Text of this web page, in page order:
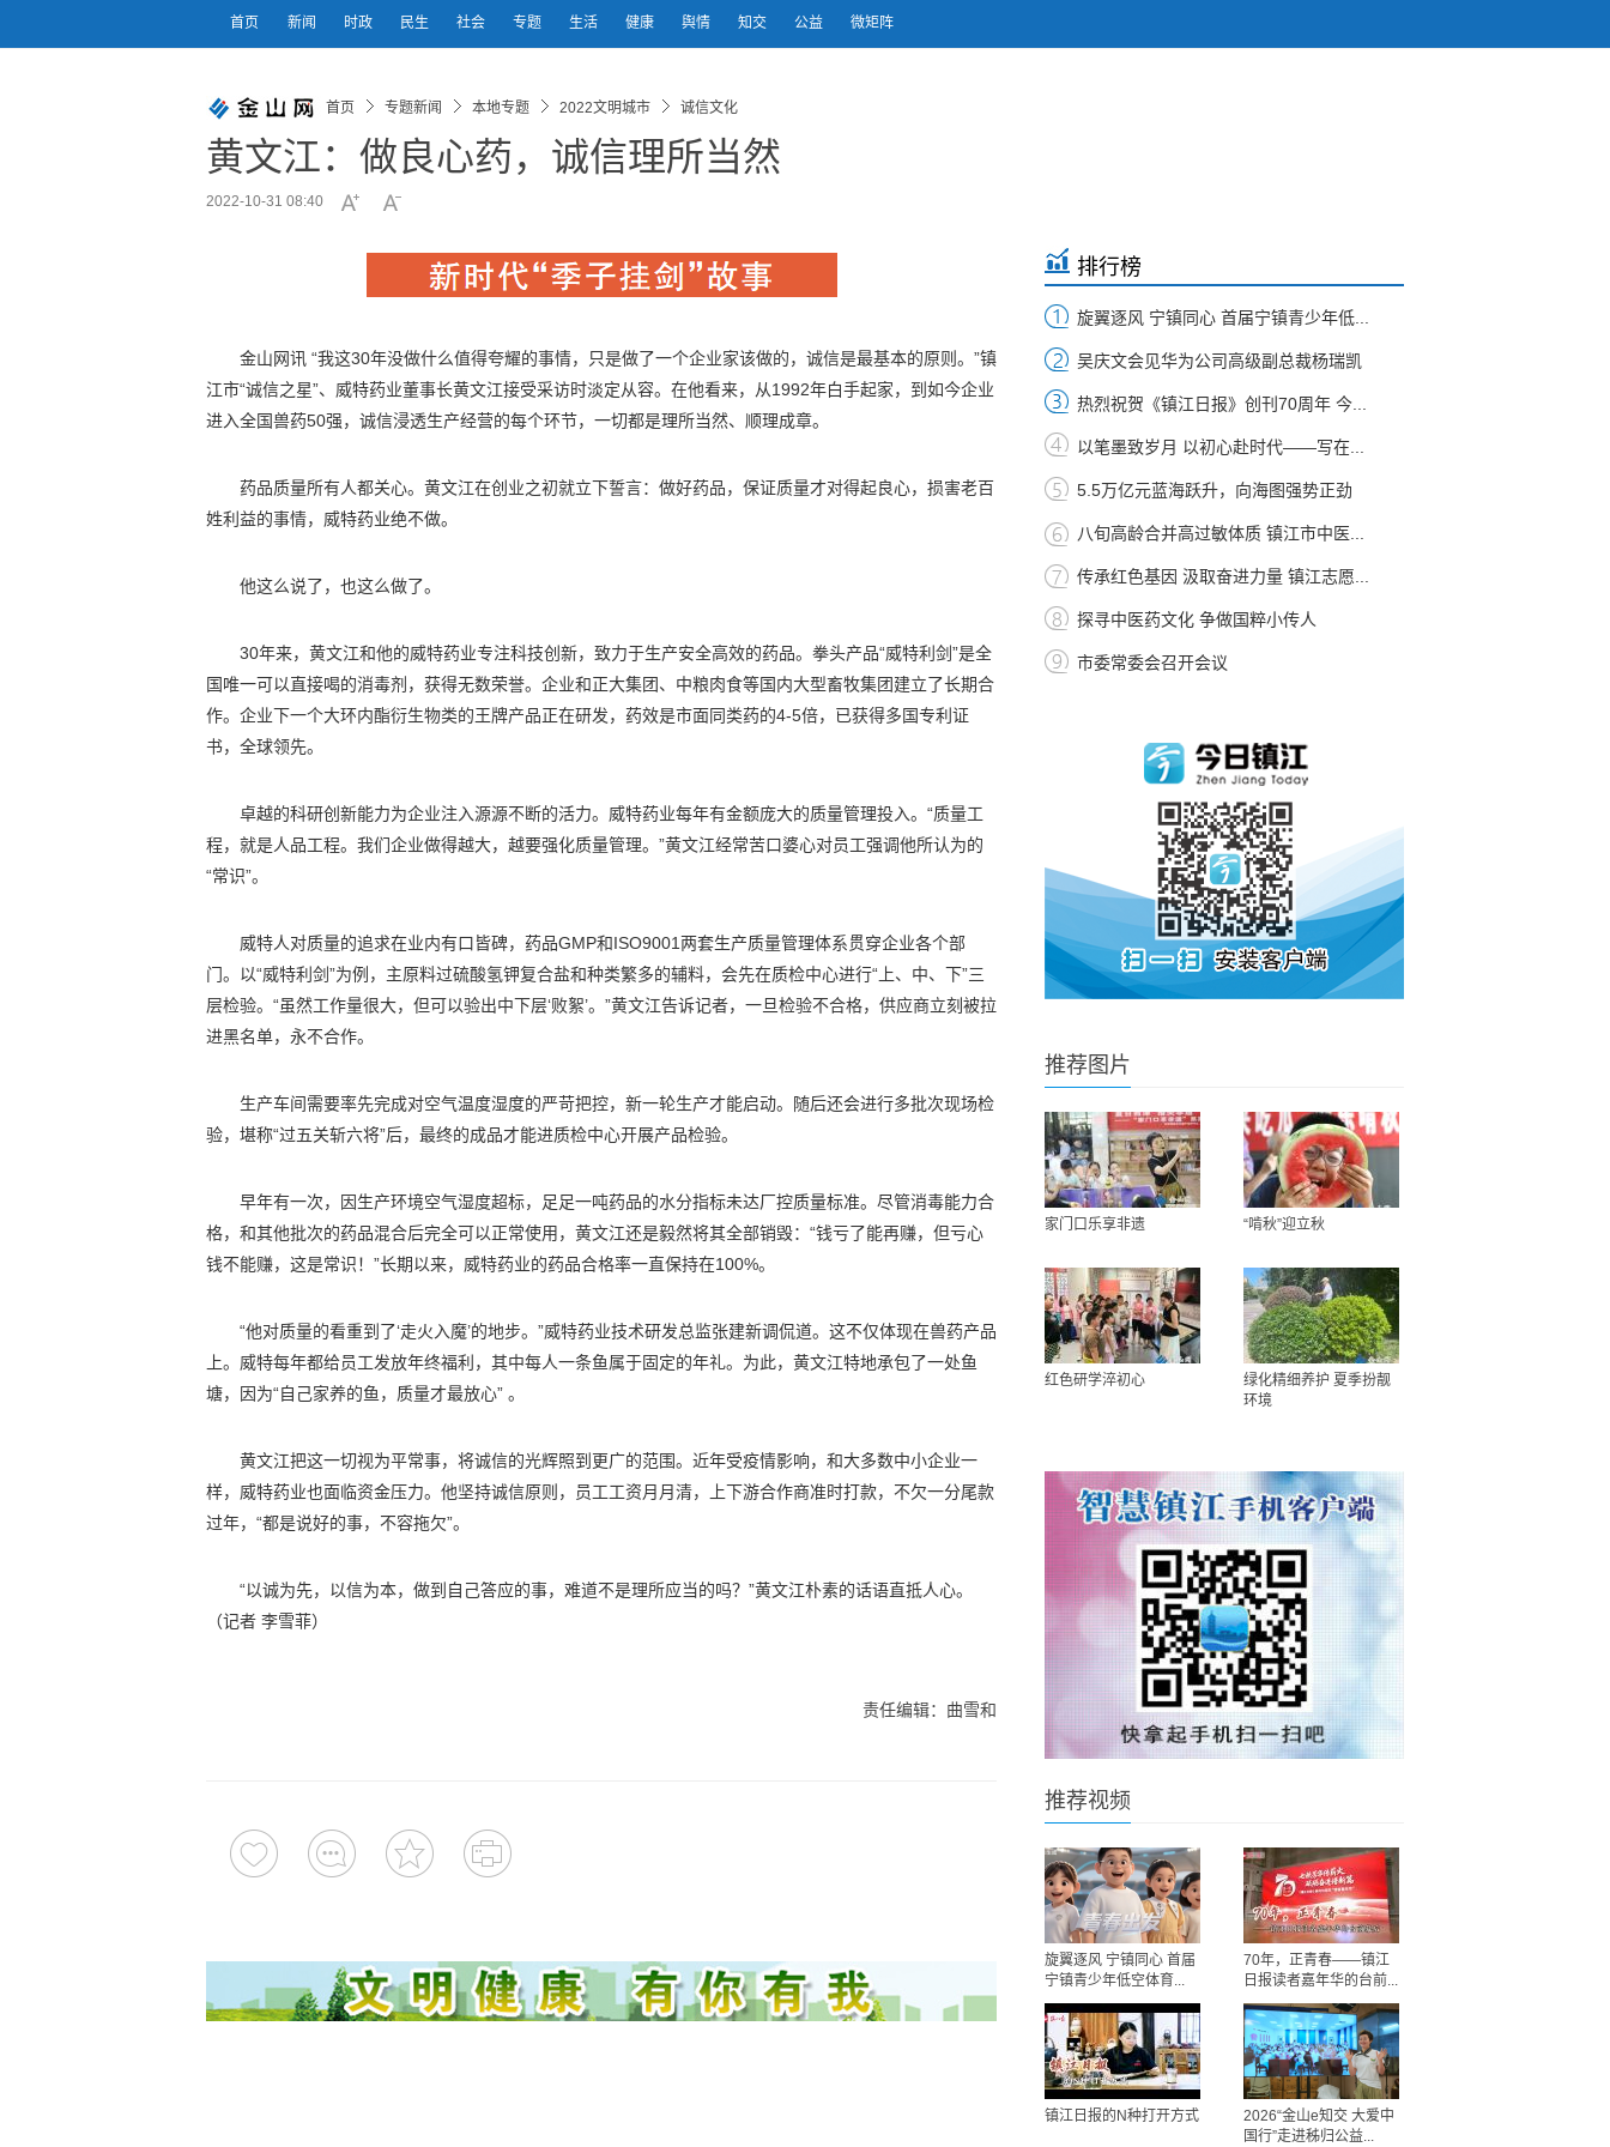
首页 新闻 时政 民生 社会 专题 生活 健康 舆情 知交 公益 微矩阵
首页 专题新闻 本地专题 2022文明城市 诚信文化
黄文江：做良心药，诚信理所当然
2022-10-31 08:40
金山网讯 “我这30年没做什么值得夸耀的事情，只是做了一个企业家该做的，诚信是最基本的原则。”镇
江市“诚信之星”、威特药业董事长黄文江接受采访时淡定从容。在他看来，从1992年白手起家，到如今企业
进入全国兽药50强，诚信浸透生产经营的每个环节，一切都是理所当然、顺理成章。
药品质量所有人都关心。黄文江在创业之初就立下誓言：做好药品，保证质量才对得起良心，损害老百
姓利益的事情，威特药业绝不做。
他这么说了，也这么做了。
30年来，黄文江和他的威特药业专注科技创新，致力于生产安全高效的药品。拳头产品“威特利剑”是全
国唯一可以直接喝的消毒剂，获得无数荣誉。企业和正大集团、中粮肉食等国内大型畜牧集团建立了长期合
作。企业下一个大环内酯衍生物类的王牌产品正在研发，药效是市面同类药的4-5倍，已获得多国专利证
书，全球领先。
卓越的科研创新能力为企业注入源源不断的活力。威特药业每年有金额庞大的质量管理投入。“质量工
程，就是人品工程。我们企业做得越大，越要强化质量管理。”黄文江经常苦口婆心对员工强调他所认为的
“常识”。
威特人对质量的追求在业内有口皆碑，药品GMP和ISO9001两套生产质量管理体系贯穿企业各个部
门。以“威特利剑”为例，主原料过硫酸氢钾复合盐和种类繁多的辅料，会先在质检中心进行“上、中、下”三
层检验。“虽然工作量很大，但可以验出中下层‘败絮’。”黄文江告诉记者，一旦检验不合格，供应商立刻被拉
进黑名单，永不合作。
生产车间需要率先完成对空气温度湿度的严苛把控，新一轮生产才能启动。随后还会进行多批次现场检
验，堪称“过五关斩六将”后，最终的成品才能进质检中心开展产品检验。
早年有一次，因生产环境空气湿度超标，足足一吨药品的水分指标未达厂控质量标准。尽管消毒能力合
格，和其他批次的药品混合后完全可以正常使用，黄文江还是毅然将其全部销毁：“钱亏了能再赚，但亏心
钱不能赚，这是常识！”长期以来，威特药业的药品合格率一直保持在100%。
“他对质量的看重到了‘走火入魔’的地步。”威特药业技术研发总监张建新调侃道。这不仅体现在兽药产品
上。威特每年都给员工发放年终福利，其中每人一条鱼属于固定的年礼。为此，黄文江特地承包了一处鱼
塘，因为“自己家养的鱼，质量才最放心” 。
黄文江把这一切视为平常事，将诚信的光辉照到更广的范围。近年受疫情影响，和大多数中小企业一
样，威特药业也面临资金压力。他坚持诚信原则，员工工资月月清，上下游合作商准时打款，不欠一分尾款
过年，“都是说好的事，不容拖欠”。
“以诚为先，以信为本，做到自己答应的事，难道不是理所应当的吗？”黄文江朴素的话语直抵人心。
（记者 李雪菲）
责任编辑：曲雪和
排行榜
旋翼逐风 宁镇同心 首届宁镇青少年低...
吴庆文会见华为公司高级副总裁杨瑞凯
热烈祝贺《镇江日报》创刊70周年 今...
以笔墨致岁月 以初心赴时代——写在...
5.5万亿元蓝海跃升，向海图强势正劲
八旬高龄合并高过敏体质 镇江市中医...
传承红色基因 汲取奋进力量 镇江志愿...
探寻中医药文化 争做国粹小传人
市委常委会召开会议
推荐图片
家门口乐享非遗 “啃秋”迎立秋
红色研学淬初心
绿化精细养护 夏季扮靓
环境
推荐视频
旋翼逐风 宁镇同心 首届
宁镇青少年低空体育...
70年，正青春——镇江
日报读者嘉年华的台前...
镇江日报的N种打开方式
2026“金山e知交 大爱中
国行”走进秭归公益...